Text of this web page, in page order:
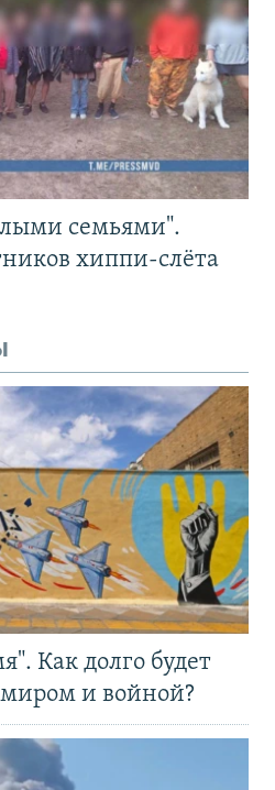
семьями".
хиппи-слёта
Как долго будет
и войной?